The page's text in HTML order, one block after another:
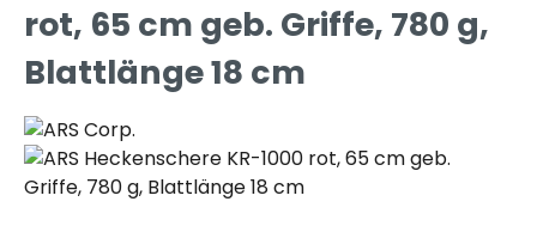
rot, 65 cm geb. Griffe, 780 g,
Blattlänge 18 cm
Bildergalerie überspringen